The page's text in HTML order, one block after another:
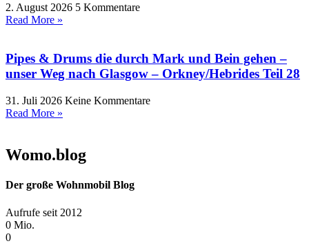
2. August 2026 5 Kommentare
Read More »
Pipes & Drums die durch Mark und Bein gehen –
unser Weg nach Glasgow – Orkney/Hebrides Teil 28
31. Juli 2026 Keine Kommentare
Read More »
Womo.blog
Der große Wohnmobil Blog​
Aufrufe seit 2012
0 Mio.
0